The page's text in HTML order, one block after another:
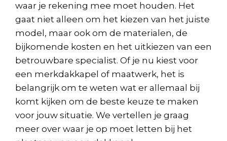
waar je rekening mee moet houden. Het
gaat niet alleen om het kiezen van het juiste
model, maar ook om de materialen, de
bijkomende kosten en het uitkiezen van een
betrouwbare specialist. Of je nu kiest voor
een merkdakkapel of maatwerk, het is
belangrijk om te weten wat er allemaal bij
komt kijken om de beste keuze te maken
voor jouw situatie. We vertellen je graag
meer over waar je op moet letten bij het